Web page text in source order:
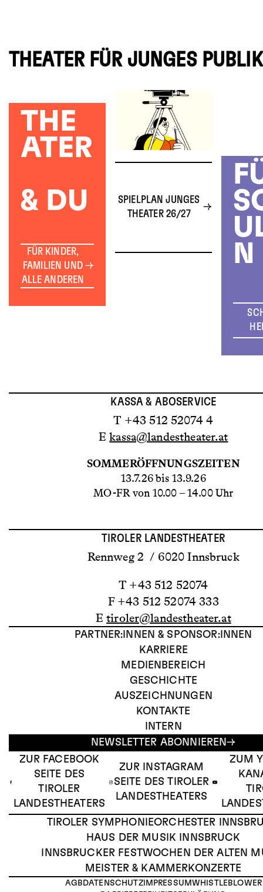
THEATER FÜR JUNGES
THE
ATER
& DU
FÜR KINDER,
FAMILIEN UND
ALLE ANDEREN
SPIELPLAN JUNGES
THEATER 26/27
N
KASSA & ABOSERVICE
T +43 512 52074 4
Ekassa@landestheater.at
SOMMERÖFFNUNGSZEITEN
13.7.26 bis 13.9.26
MO-FR von 10.00 – 14.00 Uhr
TIROLER LANDESTHEATER
Rennweg 2 / 6020 Innsbruck
T +43 512 52074
F +43 512 52074 333
Etiroler@landestheater.at
PARTNER:INNEN & SPONSOR:INNEN
KARRIERE
MEDIENBEREICH
GESCHICHTE
AUSZEICHNUNGEN
KONTAKTE
INTERN
NEWSLETTER ABONNIEREN
ZUR FACEBOOK
SEITE DES
TIROLER
LANDESTHEATERS
ZUR INSTAGRAM
SEITE DES TIROLER
LANDESTHEATERS
ZUM
TIROLER SYMPHONIEORCHESTER
HAUS DER MUSIK INNSBRUCK
INNSBRUCKER FESTWOCHEN DER ALTEN
MEISTER & KAMMERKONZERTE
AGB DATENSCHUTZIMPRESSUMWHISTLEBLOWER